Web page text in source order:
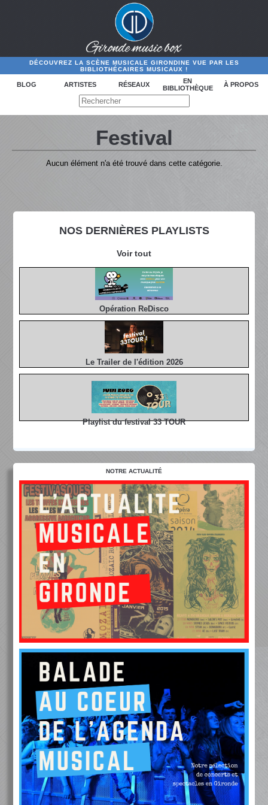
DÉCOUVREZ LA SCÈNE MUSICALE GIRONDINE VUE PAR LES
BIBLIOTHÉCAIRES MUSICAUX !
BLOG ARTISTES RÉSEAUX
EN
BIBLIOTHÈQUE
À PROPOS
NOS DERNIÈRES PLAYLISTS
Voir tout
Opération ReDisco
Le Trailer de l'édition 2026
Playlist du festival 33 TOUR
Festival
Aucun élément n'a été trouvé dans cette catégorie.
NOTRE ACTUALITÉ